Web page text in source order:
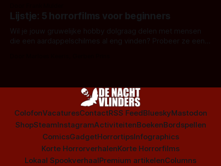
Amsterdamned of The Johnsons. Maar Nederlandse horror
is niet beperkt tot films. Hier een aantal Nederlandse tv-
series uit het duistere of horrorgenre. Als
Lijstje: 5 horrorfilms voor beginners
Wil je jouw gruwelijke hobby dolgraag delen met mensen
die een aardappelschilmes al eng vinden? Probeer ze eens
ColofonVacaturesContactRSS FeedBlueskyMastodon
ShopSteamInstagramActiviteitenBoekenBordspellen
ComicsGadgetHorrortipsInfographics
Korte HorrorverhalenKorte Horrorfilms
Lokaal SpookverhaalPremium artikelenColumns